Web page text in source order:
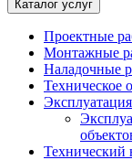
Каталог услуг
Проектные
Монтажные
Наладочные
Техническое
Технический